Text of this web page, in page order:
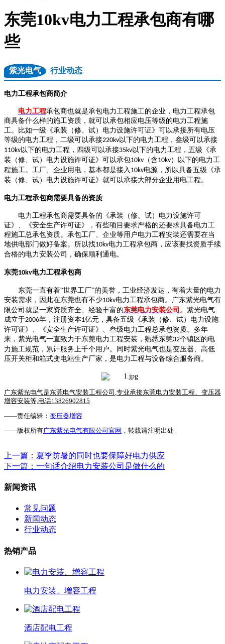
东莞10kv电力工程承包商有哪
些
紫光电气 行业动态
电力工程承包商简介
电力工程承包商也就是承包电力工程施工的企业，电力工程承包
商具备什么样的施工资质，就可以承包相应电压等级的电力工程施
工。比如一级《承装（修、试）电力设施许可证》可以承接所有电压
等级的电力工程，二级可以承接220kv以下的电力工程，叁级可以承接
110kv以下的电力工程，四级可以承接35kv以下的电力工程，五级《承
装（修、试）电力设施许可证》可以承包10kv （含10kv）以下的电力工
程施工。工厂、企业用电，基本都是接入 10kv电源，所以具备五级《承
装（修、试）电力设施许可证》就可以承接大部分企业用电工程。
电力工程承包商需要具备的资质
电力工程承包商需要具备的《承装（修、试）电力设施许可
证》、《安全生产许可证》，有些项目要求严格的还要求具备电力工
程施工总承包资质。承包工厂、企业等用户电力工程安装还需要在当
地供电部门做好备案。所以找10kv电力工程承包商，应该要找资质手续
合格的电力安装公司，确保顺利通电。
东莞10kv电力工程承包商
东莞一直有着“世界工厂”的美誉，工业经济发达，有着大量的电力
安装需求，因此在东莞也有不少10kv电力工程承包商。广东紫光电气有
限公司就是一家资质齐全、经验丰富的东莞电力安装公司 。紫光电气
成立于2006年，注册资本1亿元，具备五级《承装（修、试）电力设施
许可证》、《安全生产许可证》、叁级电力工程总承包资质。多年
来，紫光电气一直致力于东莞电力工程安装，熟悉东莞32个镇区的电
力施工规范，累计服务上千个用户。同时紫光电气也是变压器、高低
压开关柜和箱式变电站生产厂家，是电力工程与设备综合服务商。
广东紫光电气是东莞电气安装工程公司 ,专业承接东莞电力安装工程、变压器
增容安装等,电话13826902815
——责任编辑： 变压器增容
——版权所有广东紫光电气有限公司官网 ，转载请注明出处
上一篇 ：夏季防暑的同时也要保障好电力供应
下一篇 ：一句话介绍电力安装公司是做什么的
新闻资讯
常见问题
新闻动态
行业动态
热销产品
电力安装、增容工程
酒店配电工程